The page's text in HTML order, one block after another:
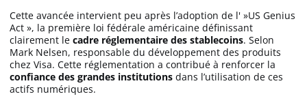
Cette avancée intervient peu après l’adoption de l' »US Genius
Act », la première loi fédérale américaine définissant
clairement le cadre réglementaire des stablecoins. Selon
Mark Nelsen, responsable du développement des produits
chez Visa. Cette réglementation a contribué à renforcer la
confiance des grandes institutions dans l’utilisation de ces
actifs numériques.